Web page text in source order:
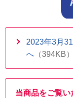
2023年3月
へ （394KB）
当商品をご覧